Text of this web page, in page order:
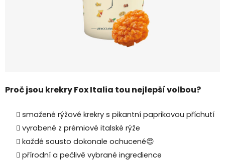
Proč jsou krekry Fox Italia tou nejlepší volbou?
smažené rýžové krekry s pikantní paprikovou příchutí
vyrobené z prémiové italské rýže
každé sousto dokonale ochucené😍
přírodní a pečlivě vybrané ingredience